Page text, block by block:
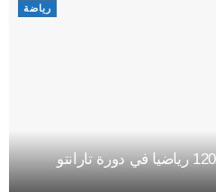
رياضة
المغرب يشارك بـ120 رياضيا في دورة تارانتو